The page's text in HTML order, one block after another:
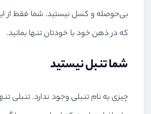
بی‌حوصله و کسل نیستید. شما فقط از
که در ذهن خود با خودتان تنها بمانید.
شما تنبل نیستید
چیزی به نام تنبلی وجود ندارد. تنبلی